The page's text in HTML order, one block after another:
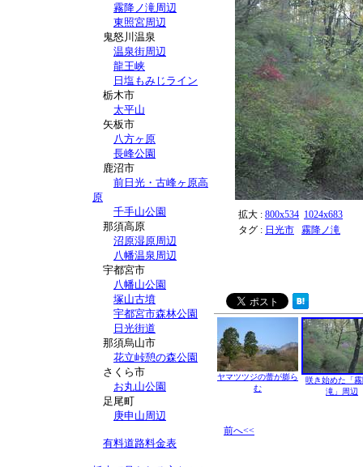
霧降ノ滝周辺
東照宮周辺
鬼怒川温泉
温泉街周辺
龍王峡
日塩もみじライン
栃木市
太平山
矢板市
八方ヶ原
長峰公園
鹿沼市
前日光・古峰ヶ原高
原
千手山公園
那須高原
沼原湿原周辺
八幡温泉周辺
宇都宮市
八幡山公園
塚山古墳
宇都宮市森林公園
日光街道
那須烏山市
花立峠憩の森公園
さくら市
お丸山公園
足尾町
庚申山周辺
有料道路料金表
拡大 : 800x534 1024x683
タグ : 日光市 霧降ノ滝
ヤマツツジの蕾が膨ら
む
咲き始めた「
滝」周辺
前へ<<